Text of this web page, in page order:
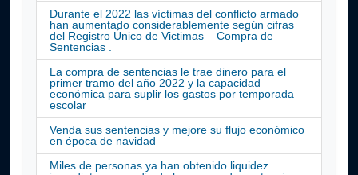
Durante el 2022 las víctimas del conflicto armado
han aumentado considerablemente según cifras
del Registro Único de Victimas – Compra de
Sentencias .
La compra de sentencias le trae dinero para el
primer tramo del año 2022 y la capacidad
económica para suplir los gastos por temporada
escolar
Venda sus sentencias y mejore su flujo económico
en época de navidad
Miles de personas ya han obtenido liquidez